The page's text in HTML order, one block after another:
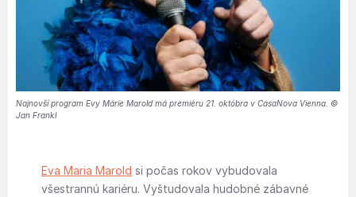
Najnovší program Evy Márie Marold má premiéru 21. októbra v CasaNova Vienna. ©
Jan Frankl
Eva Maria Marold si počas rokov vybudovala
všestrannú kariéru. Vyštudovala hudobné zábavné